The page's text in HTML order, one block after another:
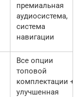
премиальная
аудиосистема,
система
навигации
Все опции
топовой
комплектации +
улучшенная